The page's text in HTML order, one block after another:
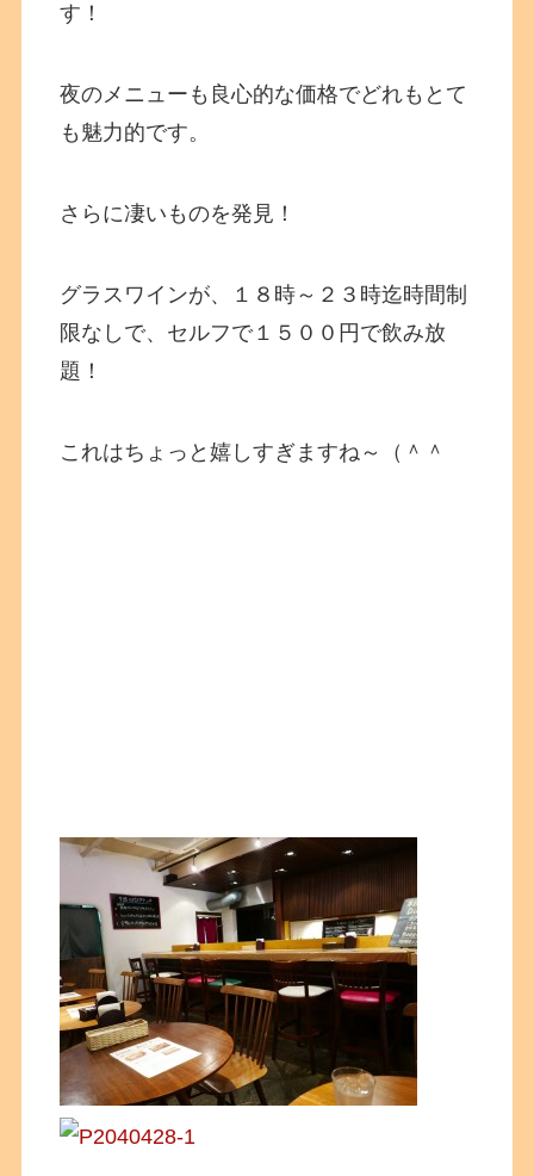
す！
夜のメニューも良心的な価格でどれもとて
も魅力的です。
さらに凄いものを発見！
グラスワインが、１８時～２３時迄時間制
限なしで、セルフで１５００円で飲み放
題！
これはちょっと嬉しすぎますね～（＾＾